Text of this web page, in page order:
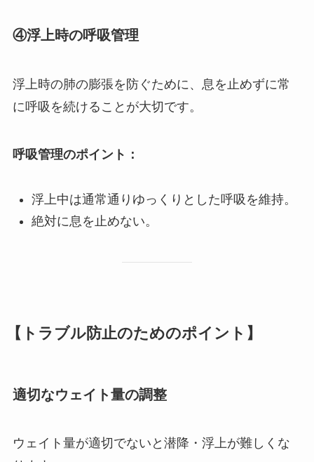
④浮上時の呼吸管理
浮上時の肺の膨張を防ぐために、息を止めずに常
に呼吸を続けることが大切です。
呼吸管理のポイント：
浮上中は通常通りゆっくりとした呼吸を維持。
絶対に息を止めない。
【トラブル防止のためのポイント】
適切なウェイト量の調整
ウェイト量が適切でないと潜降・浮上が難しくな